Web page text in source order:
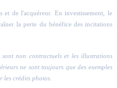
de l'acquéreur. En investissement, le
la perte du bénéfice des incitations
sont non contractuels et les illustrations
ne sont toujours que des exemples
crédits photos.